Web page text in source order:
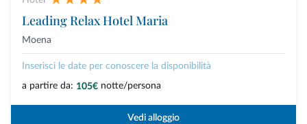
Leading Relax Hotel Maria
Moena
Inserisci le date per conoscere la disponibilità
a partire da: 105€ notte/persona
Vedi alloggio